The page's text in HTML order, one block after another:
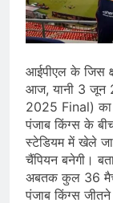
आईपीएल के जिस
आज, यानी 3 जून
2025 Final) का
पंजाब किंग्स के
स्टेडियम में खेले
चैंपियन बनेगी।
अबतक कुल 36
पंजाब किंग्स